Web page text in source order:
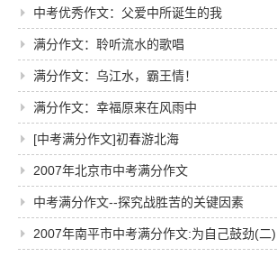
中考优秀作文：父爱中所诞生的我
满分作文：聆听流水的歌唱
满分作文：乌江水，霸王情！
满分作文：幸福原来在风雨中
[中考满分作文]初春游北海
2007年北京市中考满分作文
中考满分作文--探究战胜苦的关键因素
2007年南平市中考满分作文:为自己鼓劲(二)